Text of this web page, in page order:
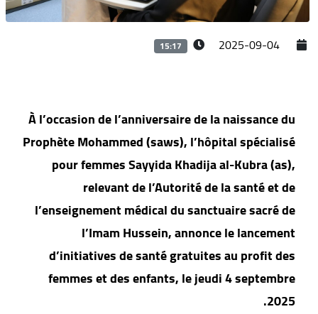
2025-09-04
15:17
À l’occasion de l’anniversaire de la naissance du
Prophète Mohammed (saws), l’hôpital spécialisé
pour femmes Sayyida Khadija al-Kubra (as),
relevant de l’Autorité de la santé et de
l’enseignement médical du sanctuaire sacré de
l’Imam Hussein, annonce le lancement
d’initiatives de santé gratuites au profit des
femmes et des enfants, le jeudi 4 septembre
2025.